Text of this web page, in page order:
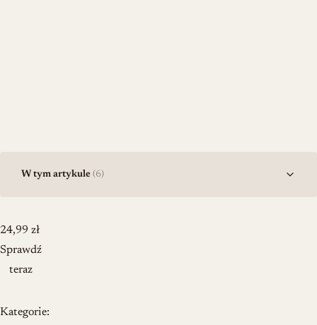
W tym artykule (6)
24,99 zł
Sprawdź
teraz
Kategorie: